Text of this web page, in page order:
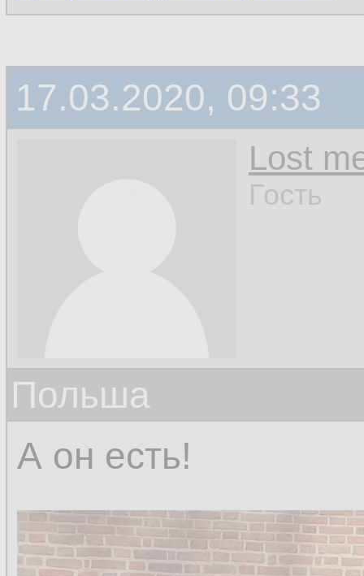
17.03.2020, 09:33
Lost
Гость
Польша
А он есть!